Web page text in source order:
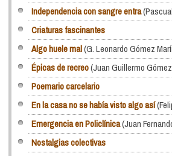
Independencia con sangre entra
Criaturas fascinantes
Algo huele mal(G. Leonardo Gómez
Épicas de recreo(Juan Guillermo
Poemario carcelario
En la casa no se había visto algo así
Emergencia en Policlínica(Juan
Nostalgias colectivas